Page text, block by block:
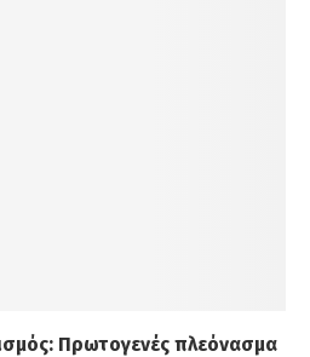
Πρωτογενές πλεόνασμα